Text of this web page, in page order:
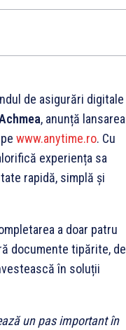
de asigurări digitale
, anunță lansarea
www.anytime.ro. Cu
experiența sa
rapidă, simplă și
a doar patru
documente tipărite, de
în soluții
un pas important în